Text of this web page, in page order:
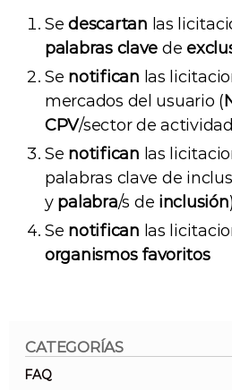
CATEGORÍAS
FAQ
Sedescartan las
palabras clave de
Se notifican las
mercados del usuario (
CPV/sector de
Se notifican las
palabras clave de
y palabra/s de inclusión)
Se notifican las
organismos favoritos